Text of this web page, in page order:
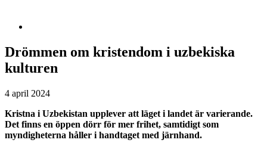
Drömmen om kristendom i uzbekiska
kulturen
4 april 2024
Kristna i Uzbekistan upplever att läget i landet är varierande.
Det finns en öppen dörr för mer frihet, samtidigt som
myndigheterna håller i handtaget med järnhand.